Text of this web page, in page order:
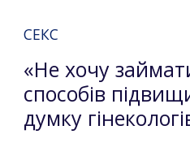
СЕКС
«Не хочу
способів
думку